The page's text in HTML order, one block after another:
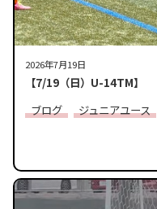
2026年7月19日
【7/19（日）U-14TM】
ブログ
ジュニアユース